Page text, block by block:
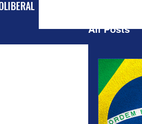
All Posts